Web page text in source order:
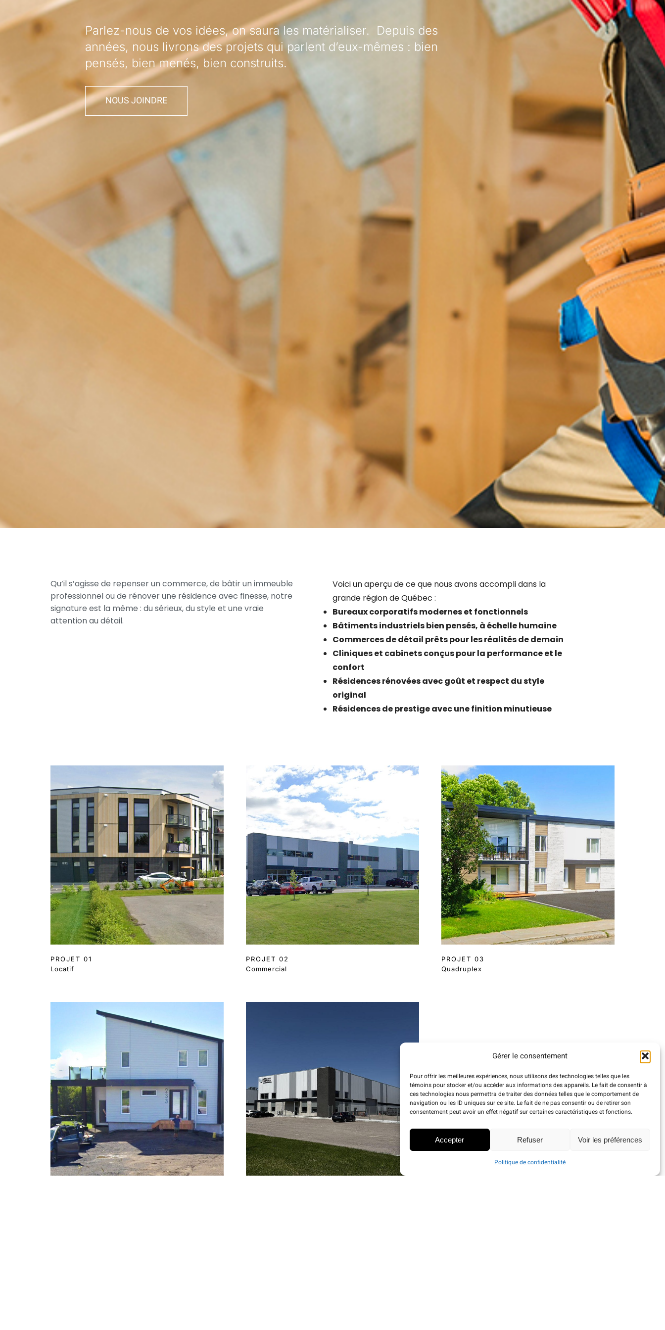
Gérer le consentement
Pour offrir les meilleures expériences, nous utilisons des technologies telles que les
témoins pour stocker et/ou accéder aux informations des appareils. Le fait de consentir à
ces technologies nous permettra de traiter des données telles que le comportement de
navigation ou les ID uniques sur ce site. Le fait de ne pas consentir ou de retirer son
consentement peut avoir un effet négatif sur certaines caractéristiques et fonctions.
Accepter Refuser Voir les préférences
Politique de confidentialité
Parlez-nous de vos idées, on saura les matérialiser. Depuis des
années, nous livrons des projets qui parlent d’eux-mêmes : bien
pensés, bien menés, bien construits.
NOUS JOINDRE
Qu’ils’agisse de repenseruncommerce,de bâtirunimmeuble
professionneloude rénoverune résidence avec finesse, notre
signature est la même : dusérieux,dustyle et une vraie
attentionaudétail.
Voici un aperçu de ce que nous avons accompli dans la
grande région de Québec :
Bureaux corporatifs modernes et fonctionnels
Bâtiments industriels bien pensés, à échelle humaine
Commerces de détail prêts pour les réalités de demain
Cliniques et cabinets conçus pour la performance et le
confort
Résidences rénovées avec goût et respect du style
original
Résidences de prestige avec une finition minutieuse
PROJET 01
Locatif
PROJET 02
Commercial
PROJET 03
Quadruplex